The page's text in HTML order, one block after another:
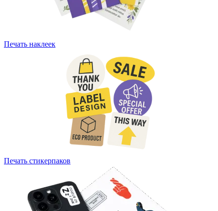
Печать наклеек
Печать стикерпаков